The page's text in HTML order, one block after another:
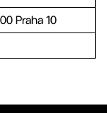
Praha 10